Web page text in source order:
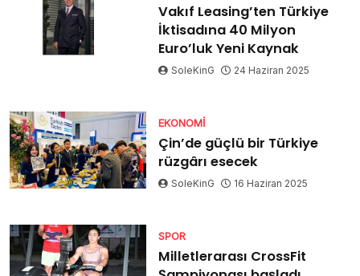
Vakıf Leasing’ten Türkiye
İktisadına 40 Milyon
Euro’luk Yeni Kaynak
SoleKinG 24 Haziran 2025
EKONOMI
Çin’de güçlü bir Türkiye
rüzgârı esecek
SoleKinG 16 Haziran 2025
SPOR
Milletlerarası CrossFit